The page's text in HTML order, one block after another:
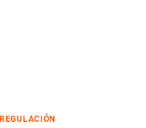
REGULACIÓN